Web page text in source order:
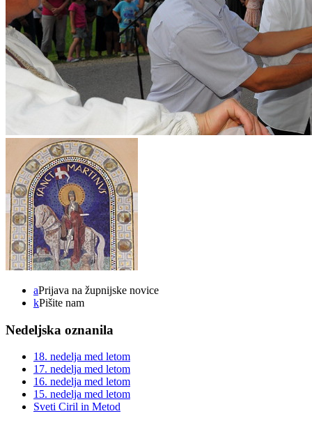
aPrijava na župnijske novice
kPišite nam
Nedeljska oznanila
18. nedelja med letom
17. nedelja med letom
16. nedelja med letom
15. nedelja med letom
Sveti Ciril in Metod